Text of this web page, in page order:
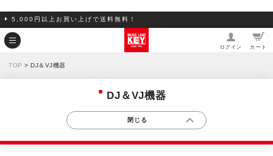
5,000円以上お買い上げで送料無料！
ログイン カート
TOP > DJ＆VJ機器
DJ＆VJ機器